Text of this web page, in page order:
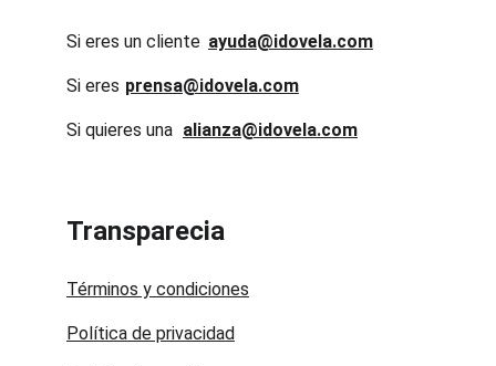
Si eres un cliente
prensa@idovela.com
Si eres
ayuda@idovela.com
Si quieres una alianza@idovela.com
Transparecia
Política de privacidad
Términos y condiciones